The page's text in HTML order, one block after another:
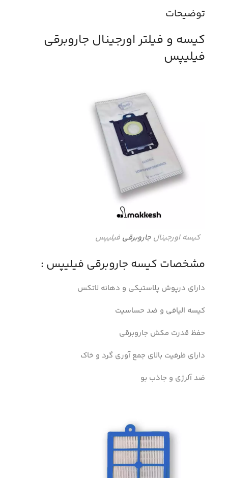
توضیحات
کیسه و فیلتر اورجینال جاروبرقی
فیلیپس
کیسه اورجینال جاروبرقی فیلیپس
مشخصات کیسه جاروبرقی فیلیپس :
دارای درپوش پلاستیکی و دهانه لاتکس
کیسه الیافی و ضد حساسیت
حفظ قدرت مکش جاروبرقی
دارای ظرفیت بالای جمع آوری گرد و خاک
ضد آلرژی و جاذب بو